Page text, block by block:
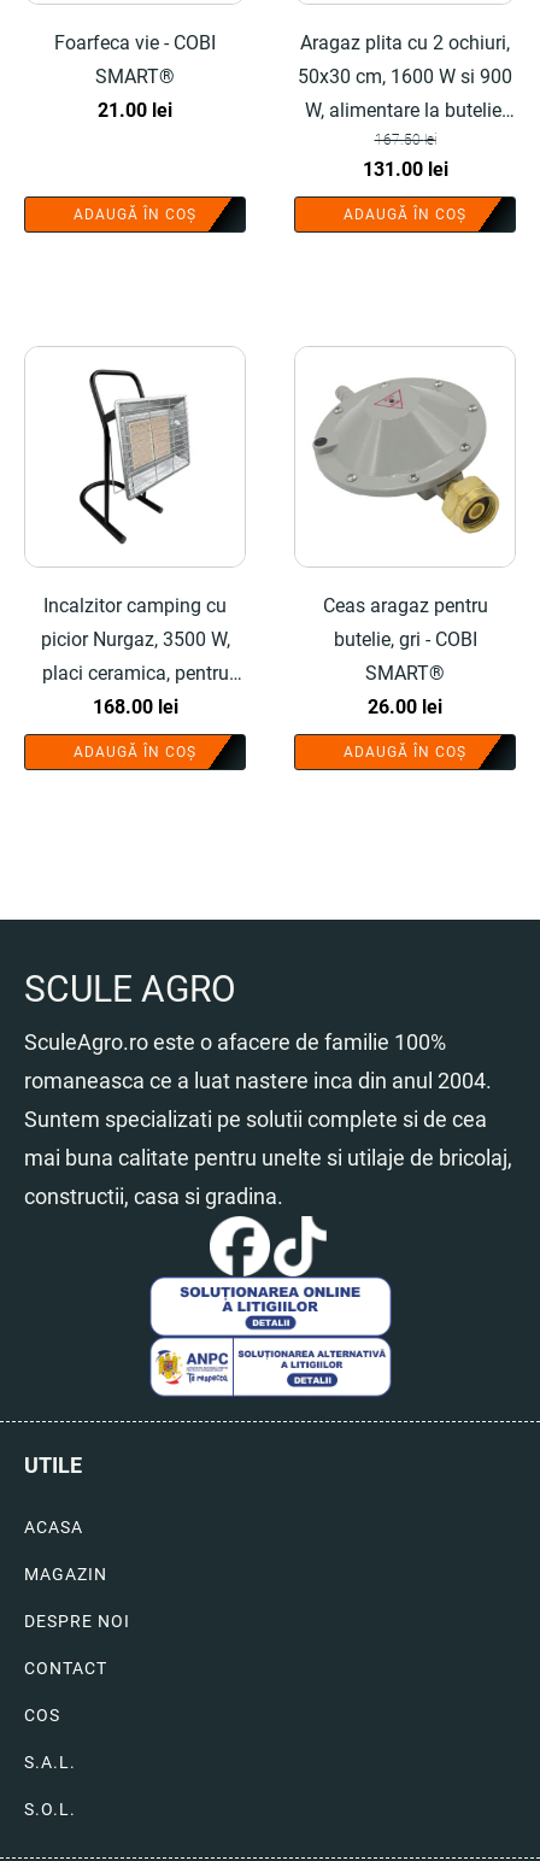
Foarfeca vie - COBI
SMART®
21.00 lei
ADAUGĂ ÎN COȘ
Aragaz plita cu 2 ochiuri,
50x30 cm, 1600 W si 900
W, alimentare la butelie,
maro - COBI SMART®
167.50lei
Prețul
inițial
a
131.00 leiPrețul
curent
este:
ADAUGĂ ÎN COȘ
Incalzitor camping cu
picior Nurgaz, 3500 W,
placi ceramica, pentru
butelie gaz - COBI
SMART®
168.00 lei
ADAUGĂ ÎN COȘ
Ceas aragaz pentru
butelie, gri - COBI
SMART®
26.00 lei
ADAUGĂ ÎN COȘ
SCULE AGRO
SculeAgro.ro este o afacere de familie 100%
romaneasca ce a luat nastere inca din anul 2004.
Suntem specializati pe solutii complete si de cea
mai buna calitate pentru unelte si utilaje de bricolaj,
constructii, casa si gradina.
UTILE
ACASA
MAGAZIN
DESPRE NOI
CONTACT
COS
S.A.L.
S.O.L.